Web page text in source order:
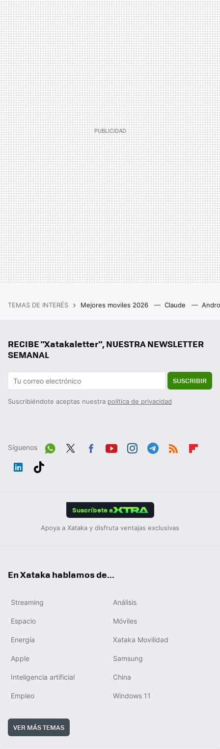
TEMAS DE INTERÉS Mejores moviles 2026 Claude
RECIBE "Xatakaletter", NUESTRA NEWSLETTER
SEMANAL
SUSCRIBIR
Suscribiéndote aceptas nuestra política de privacidad
Síguenos
Wh
Suscríbete a
Apoya a Xataka y disfruta ventajas exclusivas
En Xataka hablamos de...
Streaming Análisis
Espacio Móviles
Energía Xataka Movilidad
Apple Samsung
Inteligencia artificial China
Empleo Windows 11
VER MÁS TEMAS